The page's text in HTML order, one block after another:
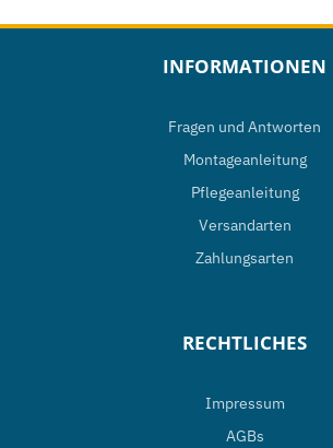
INFORMATIONEN
Fragen und Antworten
Montageanleitung
Pflegeanleitung
Versandarten
Zahlungsarten
RECHTLICHES
Impressum
AGBs